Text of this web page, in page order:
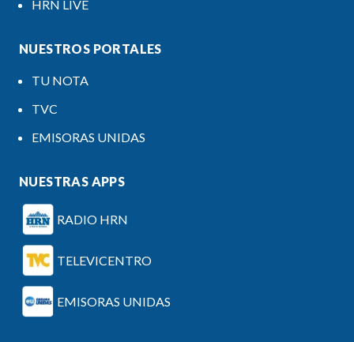
HRN LIVE
NUESTROS PORTALES
TU NOTA
TVC
EMISORAS UNIDAS
NUESTRAS APPS
RADIO HRN
TELEVICENTRO
EMISORAS UNIDAS